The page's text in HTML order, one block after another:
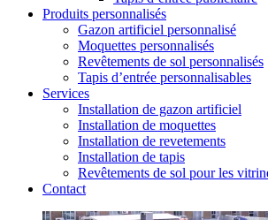
Produits personnalisés
Gazon artificiel personnalisé
Moquettes personnalisés
Revêtements de sol personnalisés
Tapis d’entrée personnalisables
Services
Installation de gazon artificiel
Installation de moquettes
Installation de revetements
Installation de tapis
Revêtements de sol pour les
Contact